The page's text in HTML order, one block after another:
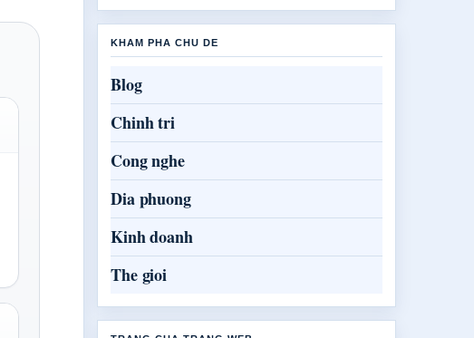
KHAM PHA CHU DE
Blog
Chinh tri
Cong nghe
Dia phuong
Kinh doanh
The gioi